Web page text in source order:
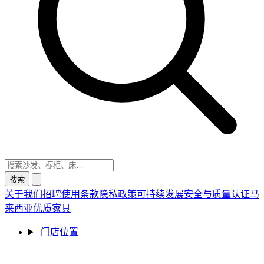
搜索
关于我们 招聘使用条款隐私政策可持续发展安全与质量认证马
来西亚优质家具
门店位置